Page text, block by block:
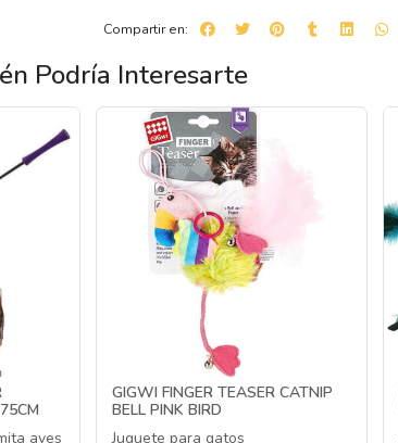
Compartir en:
Podría Interesarte
aves
GIGWI FINGER TEASER CATNIP
BELL PINK BIRD
Juguete para gatos